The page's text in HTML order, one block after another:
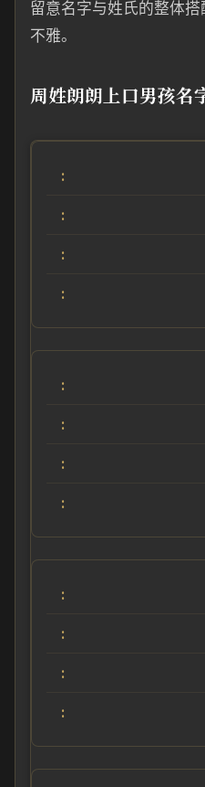
留意名字与姓氏的整体
不雅。
周姓朗朗上口男孩名